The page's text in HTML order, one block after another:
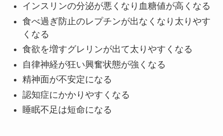
インスリンの分泌が悪くなり血糖値が高くなる
食べ過ぎ防止のレプチンが出なくなり太りやす
くなる
食欲を増すグレリンが出て太りやすくなる
自律神経が狂い興奮状態が強くなる
精神面が不安定になる
認知症にかかりやすくなる
睡眠不足は短命になる